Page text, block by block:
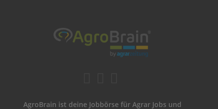
AgroBrain ist deine Jobbörse für Agrar Jobs und